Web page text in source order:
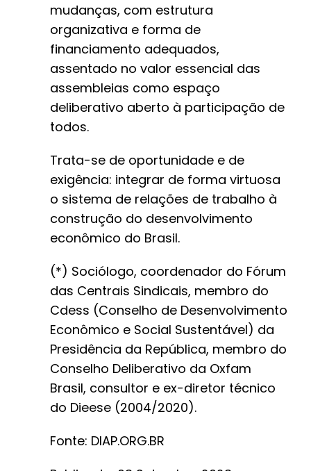
mudanças, com estrutura
organizativa e forma de
financiamento adequados,
assentado no valor essencial das
assembleias como espaço
deliberativo aberto à participação de
todos.
Trata-se de oportunidade e de
exigência: integrar de forma virtuosa
o sistema de relações de trabalho à
construção do desenvolvimento
econômico do Brasil.
(*) Sociólogo, coordenador do Fórum
das Centrais Sindicais, membro do
Cdess (Conselho de Desenvolvimento
Econômico e Social Sustentável) da
Presidência da República, membro do
Conselho Deliberativo da Oxfam
Brasil, consultor e ex-diretor técnico
do Dieese (2004/2020).
Fonte: DIAP.ORG.BR